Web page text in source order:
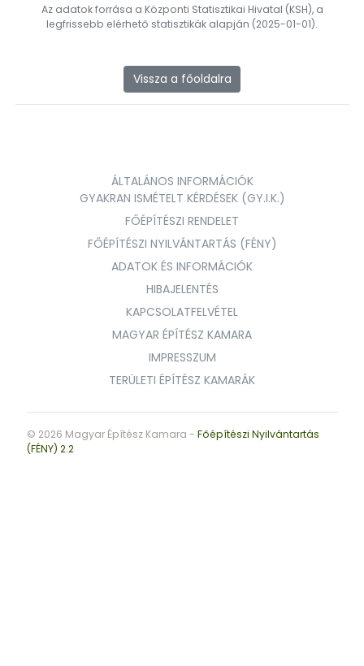
Az adatok forrása a Központi Statisztikai Hivatal (KSH), a
legfrissebb elérhető statisztikák alapján (2025-01-01).
Vissza a főoldalra
ÁLTALÁNOS INFORMÁCIÓK
GYAKRAN ISMÉTELT KÉRDÉSEK (GY.I.K.)
FŐÉPÍTÉSZI RENDELET
FŐÉPÍTÉSZI NYILVÁNTARTÁS (FÉNY)
ADATOK ÉS INFORMÁCIÓK
HIBAJELENTÉS
KAPCSOLATFELVÉTEL
MAGYAR ÉPÍTÉSZ KAMARA
IMPRESSZUM
TERÜLETI ÉPÍTÉSZ KAMARÁK
© 2026 Magyar Építész Kamara - Főépítészi Nyilvántartás
(FÉNY) 2.2